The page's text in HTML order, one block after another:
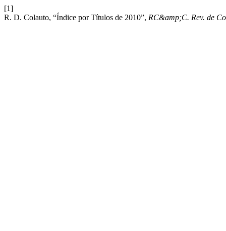
[1]
R. D. Colauto, “Índice por Títulos de 2010”, RC&amp;C. Rev. de